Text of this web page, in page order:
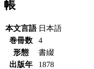
帳
本文言語 日本語
巻冊数
4
形態
書綴
出版年
1878